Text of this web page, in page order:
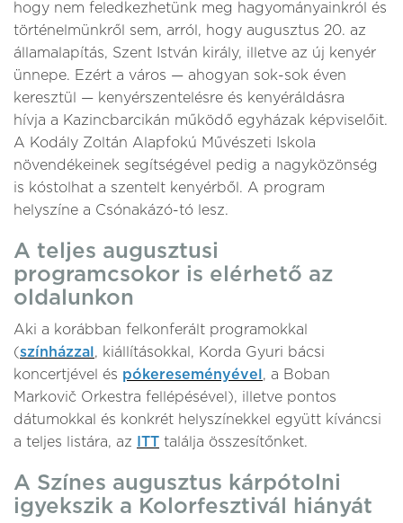
hogy nem feledkezhetünk meg hagyományainkról és
történelmünkről sem, arról, hogy augusztus 20. az
államalapítás, Szent István király, illetve az új kenyér
ünnepe. Ezért a város — ahogyan sok-sok éven
keresztül — kenyérszentelésre és kenyéráldásra
hívja a Kazincbarcikán működő egyházak képviselőit.
A Kodály Zoltán Alapfokú Művészeti Iskola
növendékeinek segítségével pedig a nagyközönség
is kóstolhat a szentelt kenyérből. A program
helyszíne a Csónakázó-tó lesz.
A teljes augusztusi
programcsokor is elérhető az
oldalunkon
Aki a korábban felkonferált programokkal
(színházzal , kiállításokkal, Korda Gyuri bácsi
koncertjével és pókereseményével , a Boban
Markovič Orkestra fellépésével), illetve pontos
dátumokkal és konkrét helyszínekkel együtt kíváncsi
a teljes listára, az
ITT találja összesítőnket.
A Színes augusztus kárpótolni
igyekszik a Kolorfesztivál hiányát